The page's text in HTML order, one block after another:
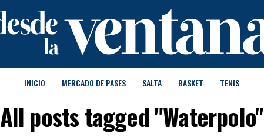
INICIO MERCADO DE PASES SALTA BASKET TENIS
All posts tagged "Waterpolo"